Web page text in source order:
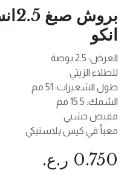
انكو
العرض: 2.5 بوصة
للطلاء الزيتي
طول الشعيرات: 51 مم
السُمك: 15.5 مم
مقبض خشبي
معبأ في كيس بلاستيكي
0.750 ر.ع.